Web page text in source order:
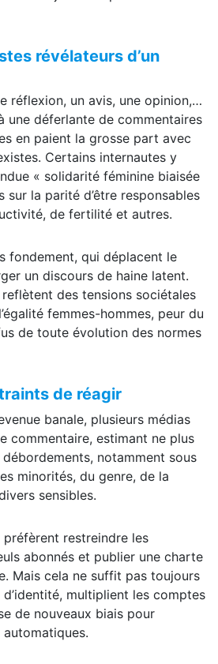
révélateurs d’un
réflexion, un avis, une opinion,…
une déferlante de commentaires
en paient la grosse part avec
Certains internautes y
« solidarité féminine biaisée
sur la parité d’être responsables
de fertilité et autres.
fondement, qui déplacent le
un discours de haine latent.
des tensions sociétales
femmes-hommes, peur du
de toute évolution des normes
de réagir
banale, plusieurs médias
commentaire, estimant ne plus
notamment sous
minorités, du genre, de la
sensibles.
préfèrent restreindre les
abonnés et publier une charte
Mais cela ne suffit pas toujours
multiplient les comptes
de nouveaux biais pour